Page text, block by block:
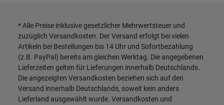
* Alle Preise inklusive gesetzlicher Mehrwertsteuer und
zuzüglich Versandkosten. Der Versand erfolgt bei vielen
Artikeln bei Bestellungen bis 14 Uhr und Sofortbezahlung
(z.B. PayPal) bereits am gleichen Werktag. Die angegebenen
Lieferzeiten gelten für Lieferungen innerhalb Deutschlands.
Die angezeigten Versandkosten beziehen sich auf den
Versand innerhalb Deutschlands, soweit kein anders
Lieferland ausgewählt wurde. Versandkosten und